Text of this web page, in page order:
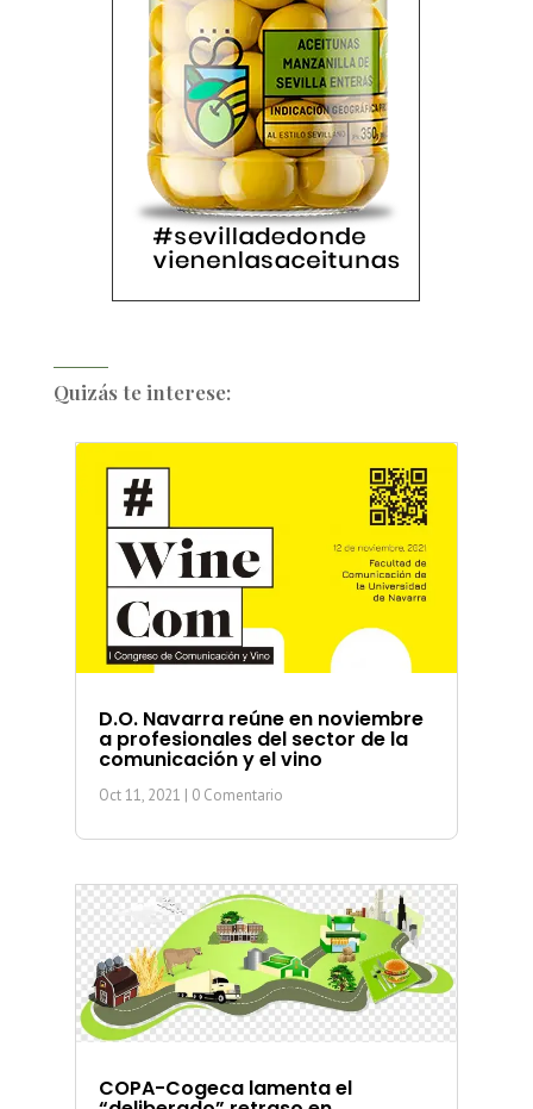
Quizás te interese:
D.O. Navarra reúne en noviembre
a profesionales del sector de la
comunicación y el vino
Oct 11, 2021 | 0 Comentario
COPA-Cogeca lamenta el